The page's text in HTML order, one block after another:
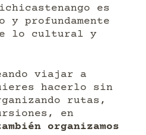
es
profundamente
lo cultural y
viajar a
hacerlo sin
rutas,
en
organizamos